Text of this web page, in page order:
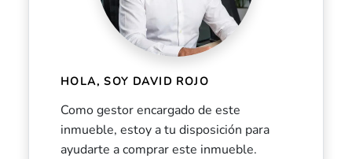
HOLA, SOY DAVID ROJO
Como gestor encargado de este
inmueble, estoy a tu disposición para
ayudarte a comprar este inmueble.